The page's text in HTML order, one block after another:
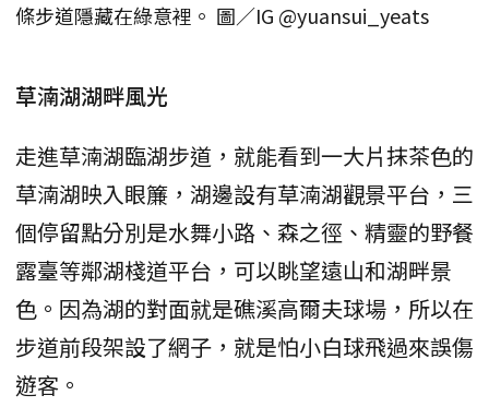
條步道隱藏在綠意裡。 圖／IG @yuansui_yeats
草湳湖湖畔風光
走進草湳湖臨湖步道，就能看到一大片抹茶色的
草湳湖映入眼簾，湖邊設有草湳湖觀景平台，三
個停留點分別是水舞小路、森之徑、精靈的野餐
露臺等鄰湖棧道平台，可以眺望遠山和湖畔景
色。因為湖的對面就是礁溪高爾夫球場，所以在
步道前段架設了網子，就是怕小白球飛過來誤傷
遊客。